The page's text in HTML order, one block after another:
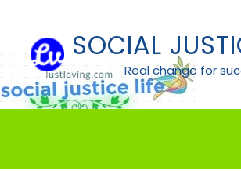
content
SOCIAL
Real change for